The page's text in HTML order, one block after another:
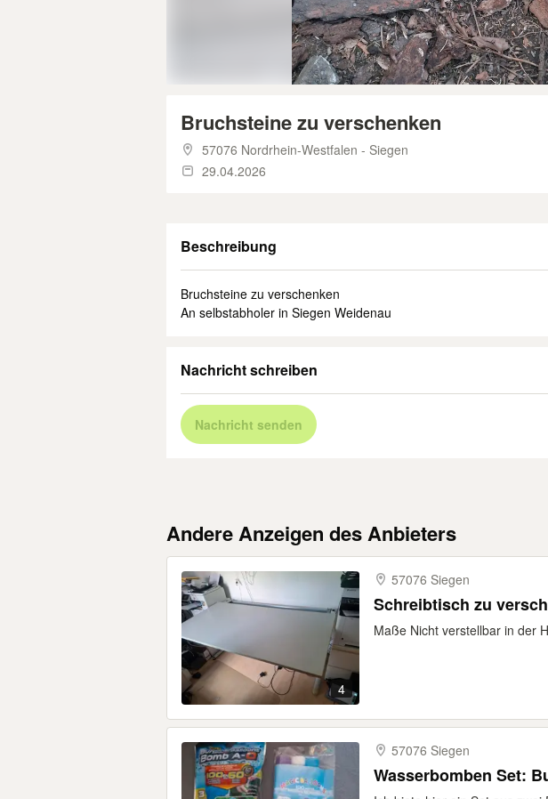
Bruchsteine zu verschenken
57076 Nordrhein-Westfalen - Siegen
29.04.2026
Beschreibung
Bruchsteine zu verschenken
An selbstabholer in Siegen Weidenau
Nachricht schreiben
Nachricht senden
Andere Anzeigen des Anbieters
4
57076 Siegen
Schreibtisch zu
Maße Nicht verstellbar in der
57076 Siegen
Wasserbomben Set: